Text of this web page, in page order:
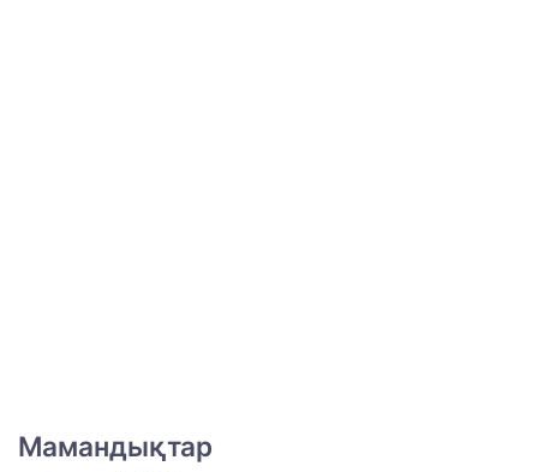
Мамандықтар